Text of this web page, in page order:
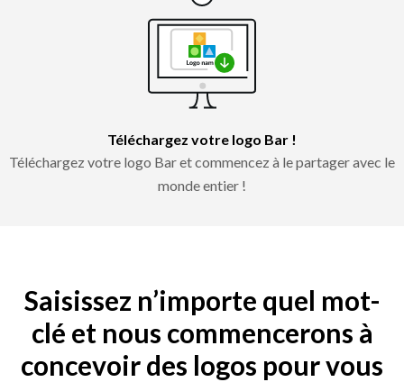
Téléchargez votre logo Bar !
Téléchargez votre logo Bar et commencez à le partager avec le
monde entier !
Saisissez n’importe quel mot-
clé et nous commencerons à
concevoir des logos pour vous